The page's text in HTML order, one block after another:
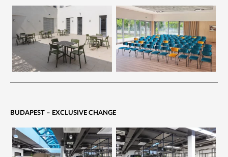
BUDAPEST – EXCLUSIVE CHANGE